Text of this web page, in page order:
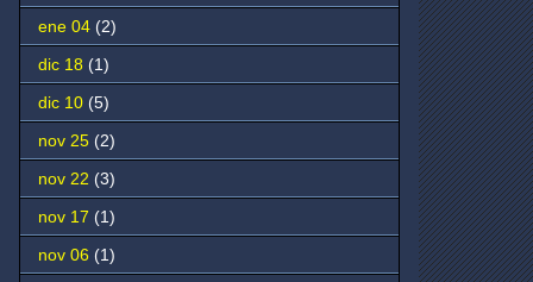
ene 04 (2)
dic 18 (1)
dic 10 (5)
nov 25 (2)
nov 22 (3)
nov 17 (1)
nov 06 (1)